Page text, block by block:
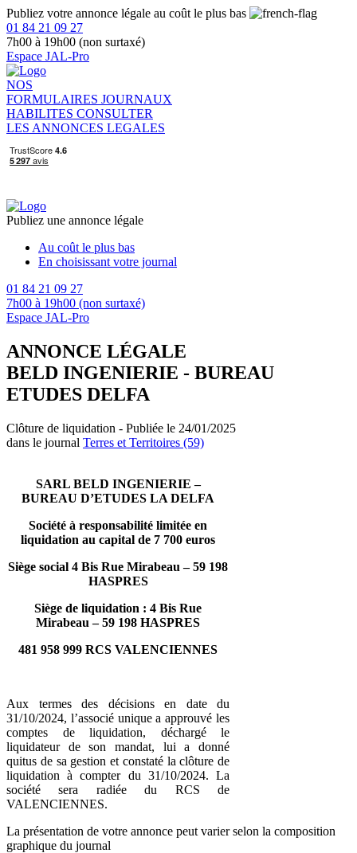
Publiez votre annonce légale au coût le plus bas
01 84 21 09 27
7h00 à 19h00 (non surtaxé)
Espace JAL-Pro
NOS
FORMULAIRES JOURNAUX
HABILITES CONSULTER
LES ANNONCES LEGALES
Publiez une annonce légale
Au coût le plus bas
En choisissant votre journal
01 84 21 09 27
7h00 à 19h00 (non surtaxé)
Espace JAL-Pro
ANNONCE LÉGALE
BELD INGENIERIE - BUREAU
ETUDES DELFA
Clôture de liquidation - Publiée le 24/01/2025
dans le journal Terres et Territoires (59)
SARL BELD INGENIERIE –
BUREAU D’ETUDES LA DELFA
Société à responsabilité limitée en
liquidation au capital de 7 700 euros
Siège social 4 Bis Rue Mirabeau – 59 198
HASPRES
Siège de liquidation : 4 Bis Rue
Mirabeau – 59 198 HASPRES
481 958 999 RCS VALENCIENNES
Aux termes des décisions en date du
31/10/2024, l’associé unique a approuvé les
comptes de liquidation, déchargé le
liquidateur de son mandat, lui a donné
quitus de sa gestion et constaté la clôture de
liquidation à compter du 31/10/2024. La
société sera radiée du RCS de
VALENCIENNES.
La présentation de votre annonce peut varier selon la composition
graphique du journal